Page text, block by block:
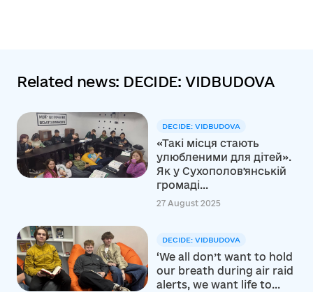
Related news: DECIDE: VIDBUDOVA
DECIDE: VIDBUDOVA
«Такі місця стають
улюбленими для дітей».
Як у Сухополовʼянській
громаді...
27 August 2025
DECIDE: VIDBUDOVA
‘We all don’t want to hold
our breath during air raid
alerts, we want life to...